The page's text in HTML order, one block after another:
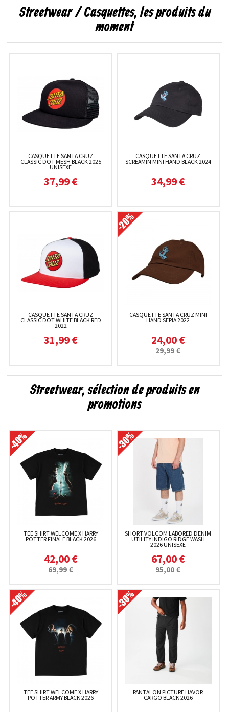
Streetwear / Casquettes, les produits du
moment
CASQUETTE SANTA CRUZ
CLASSIC DOT MESH BLACK 2025
UNISEXE
37,99 €
CASQUETTE SANTA CRUZ
SCREAMIN MINI HAND BLACK 2024
34,99 €
CASQUETTE SANTA CRUZ
CLASSIC DOT WHITE BLACK RED
2022
31,99 €
CASQUETTE SANTA CRUZ MINI
HAND SEPIA 2022
24,00 €
29,99 €
Streetwear, sélection de produits en
promotions
TEE SHIRT WELCOME X HARRY
POTTER FINALE BLACK 2026
42,00 €
69,99 €
SHORT VOLCOM LABORED DENIM
UTILITY INDIGO RIDGE WASH
2026 UNISEXE
67,00 €
95,00 €
TEE SHIRT WELCOME X HARRY
POTTER ARMY BLACK 2026
PANTALON PICTURE HAVOR
CARGO BLACK 2026